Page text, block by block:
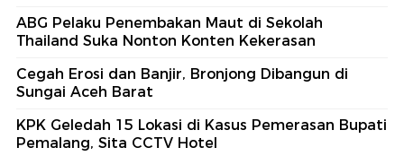
ABG Pelaku Penembakan Maut di Sekolah
Thailand Suka Nonton Konten Kekerasan
Cegah Erosi dan Banjir, Bronjong Dibangun di
Sungai Aceh Barat
KPK Geledah 15 Lokasi di Kasus Pemerasan Bupati
Pemalang, Sita CCTV Hotel